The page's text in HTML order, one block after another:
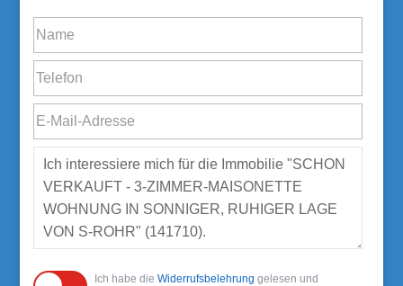
Ich habe dieWiderrufsbelehrung gelesen und